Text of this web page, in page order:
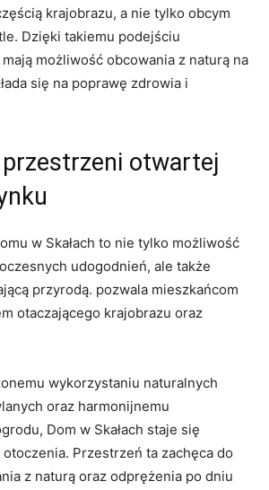
krajobrazu,‌ a‌ nie tylko obcym
Dzięki⁤ takiemu podejściu
możliwość obcowania z⁤ naturą⁢ na
się na⁢ poprawę zdrowia i
otwartej
w ​Skałach to nie tylko możliwość
​udogodnień, ale także⁤
⁢przyrodą.‌ pozwala mieszkańcom
otaczającego krajobrazu oraz
⁣wykorzystaniu naturalnych
⁢oraz harmonijnemu
Dom w Skałach⁢ staje się
Przestrzeń ta zachęca do
z naturą oraz odprężenia po dniu⁣